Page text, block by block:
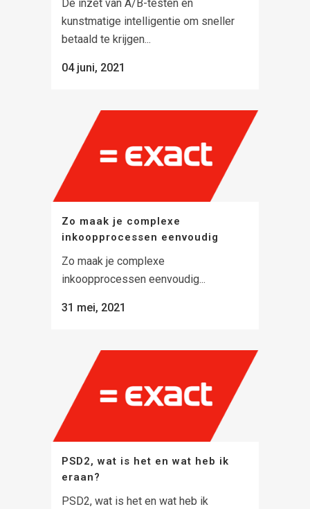
De inzet van A/B-testen en
kunstmatige intelligentie om sneller
betaald te krijgen...
04 juni, 2021
Zo maak je complexe
inkoopprocessen eenvoudig
Zo maak je complexe
inkoopprocessen eenvoudig...
31 mei, 2021
PSD2, wat is het en wat heb ik
eraan?
PSD2, wat is het en wat heb ik